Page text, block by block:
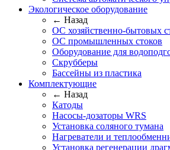
Экологическое оборудование
← Назад
ОС хозяйственно-бытовых
ОС промышленных стоков
Оборудование для
Скрубберы
Бассейны из пластика
Комплектующие
← Назад
Катоды
Насосы-дозаторы WRS
Установка соляного тумана
Нагреватели и
Установка регенерации